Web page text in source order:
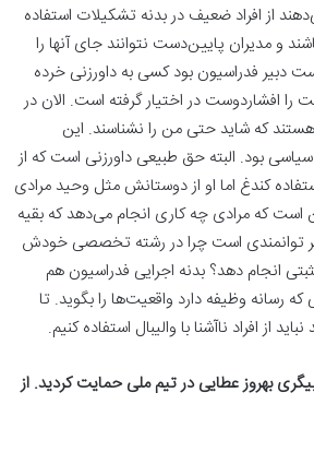
از افراد ضعیف در بدنه تشکیلات استفاده
و مدیران پایین‌دست نتوانند جای آنها را
دبیر فدراسیون بود کسی به داورزنی خرده
افشاردوست در اختیار گرفته است. الان در
که شاید حتی من را نشناسند. این
بود. البته حق طبیعی داورزنی است که از
کندغ اما او از دوستانش مثل وحید مرادی
است که مرادی چه کاری انجام می‌دهد که بقیه
توانمندی است چرا در رشته تخصصی خودش
انجام دهد؟ بدنه اجرایی فدراسیون هم
رسانه وظیفه دارد واقعیت‌ها را بگوید. تا
از افراد ناآشنا با والیبال استفاده کنیم.
بهروز عطایی در تیم ملی حمایت کردید. از